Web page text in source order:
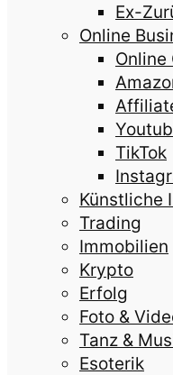
Ex-
Online
Online
TikTok
Künstliche
Trading
Immobilien
Krypto
Erfolg
Foto &
Tanz &
Esoterik